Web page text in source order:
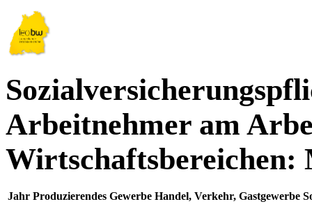
Arbeitnehmer am
Wirtschaftsbereichen:
Jahr Produzierendes Gewerbe Handel, Verkehr, Gastgewerbe